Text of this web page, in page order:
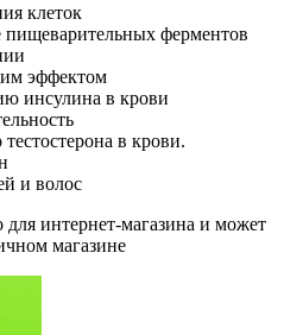
клеток
пищеварительных ферментов
эффектом
инсулина в крови
в крови.
и волос
для интернет-магазина и может
магазине